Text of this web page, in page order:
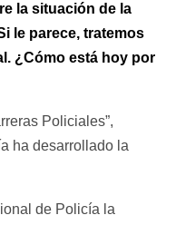
la situación de la
le parece, tratemos
¿Cómo está hoy por
Policiales”,
ha desarrollado la
de Policía la